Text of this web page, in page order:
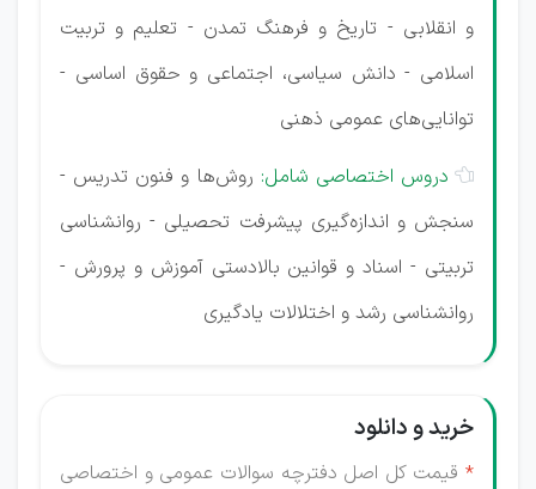
و انقلابی - تاریخ و فرهنگ تمدن - تعلیم و تربیت
اسلامی - دانش سیاسی، اجتماعی و حقوق اساسی -
توانایی‌های عمومی ذهنی
 دروس اختصاصی شامل: روش‌ها و فنون تدریس -
سنجش و اندازه‌گیری پیشرفت تحصیلی - روانشناسی
تربیتی - اسناد و قوانین بالادستی آموزش و پرورش -
روانشناسی رشد و اختلالات یادگیری
خرید و دانلود
* قیمت کل اصل دفترچه سوالات عمومی و اختصاصی